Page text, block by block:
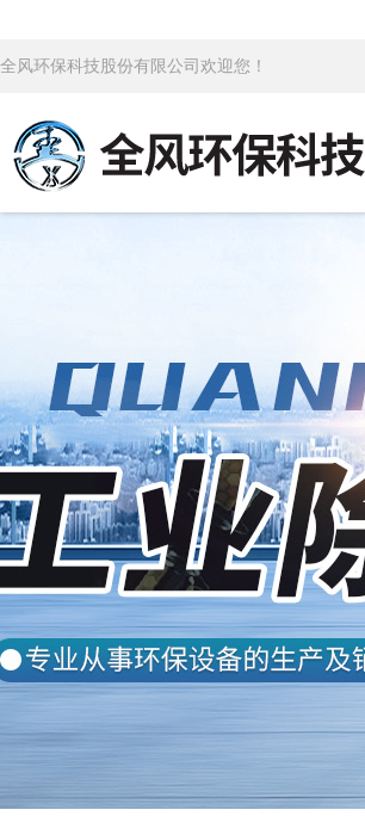
全风环保科技股份有限公司欢迎您！